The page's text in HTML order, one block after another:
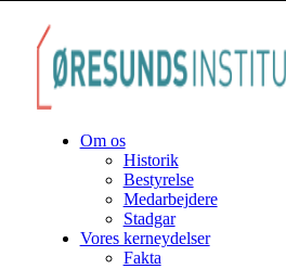
Om os
Historik
Bestyrelse
Medarbejdere
Stadgar
Vores kerneydelser
Fakta